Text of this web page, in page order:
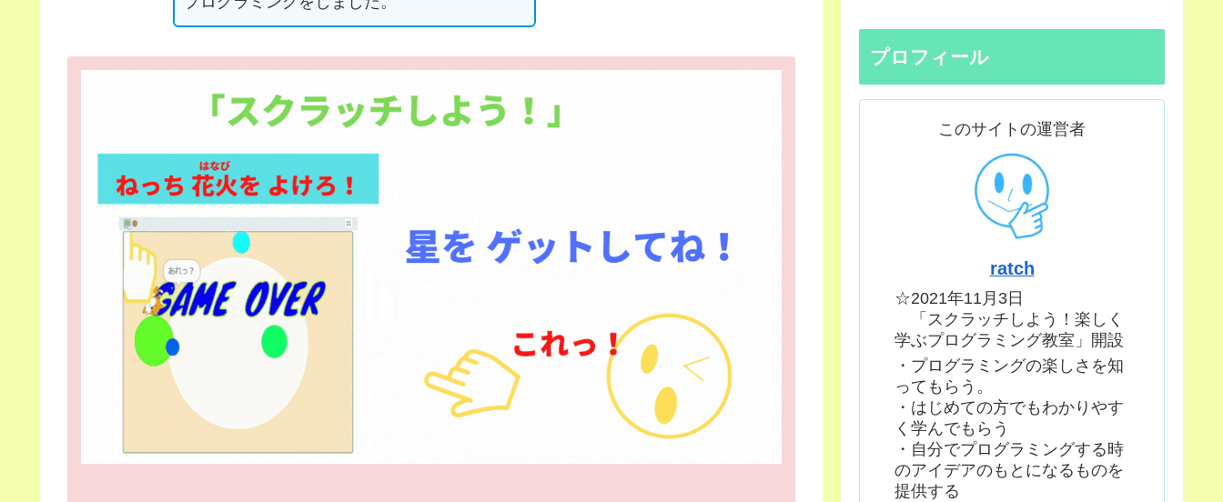
プロフィール
このサイトの運営者
ratch
☆2021年11月3日
「スクラッチしよう！楽しく
学ぶプログラミング教室」開設
・プログラミングの楽しさを知
ってもらう。
・はじめての方でもわかりやす
く学んでもらう
・自分でプログラミングする時
のアイデアのもとになるものを
提供する